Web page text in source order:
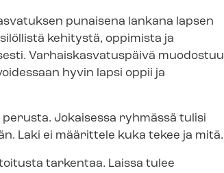
punaisena lankana lapsen
kehitystä, oppimista ja
Var­hais­kas­va­tus­päi­vä muodostuu
hyvin lapsi oppii ja
Jokaisessa ryhmässä tulisi
Laki ei määrittele kuka tekee ja mitä.
tarkentaa. Laissa tulee